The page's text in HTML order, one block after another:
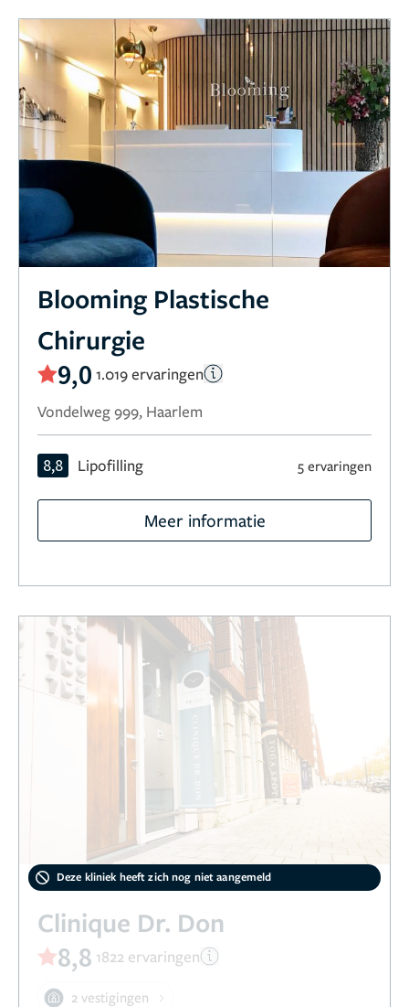
Blooming Plastische
Chirurgie
9,0 1.019 ervaringen
Vondelweg 999, Haarlem
8,8 Lipofilling 5 ervaringen
Meer informatie
Deze kliniek heeft zich nog niet aangemeld
Clinique Dr. Don
8,8 1822 ervaringen
2 vestigingen